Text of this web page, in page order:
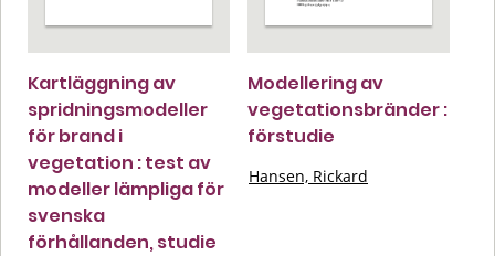
Kartläggning av
spridningsmodeller
för brand i
vegetation : test av
modeller lämpliga för
svenska
förhållanden, studie
Modellering av
vegetationsbränder :
förstudie
Hansen, Rickard